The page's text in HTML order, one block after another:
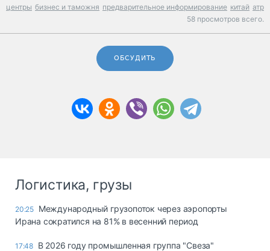
центры бизнес и таможня предварительное информирование китай атр
58 просмотров всего.
ОБСУДИТЬ
Логистика, грузы
20:25 Международный грузопоток через аэропорты
Ирана сократился на 81% в весенний период
17:48 В 2026 году промышленная группа "Свеза"